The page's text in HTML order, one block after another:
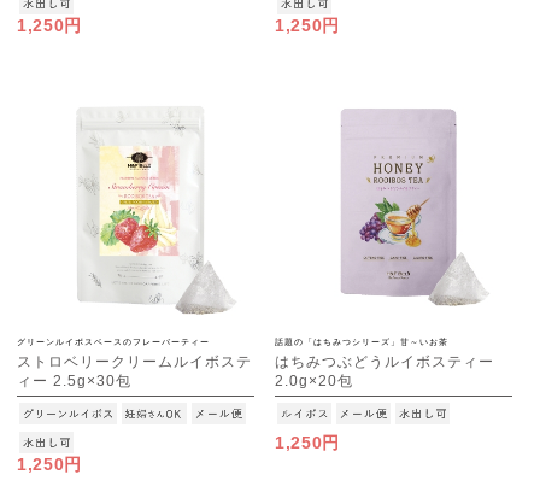
1,250円 1,250円
グリーンルイボスベースのフレーバーティー
ストロベリークリームルイボステ
ィー 2.5g×30包
[M便 1/3]
1,250円
話題の「はちみつシリーズ」甘～いお茶
はちみつぶどうルイボスティー
2.0g×20包
[M便 1/3]
1,250円